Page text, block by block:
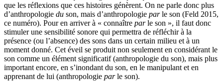
que les réflexions que ces histoires génèrent. On ne parle donc plus
d’anthropologie du son, mais d’anthropologie parle son (Feld 2015,
ce numéro). Pour en arriver à « connaître parle son », il faut donc
stimuler une sensibilité sonore qui permettra de réfléchir à la
présence (ou l’absence) des sons dans un certain milieu et à un
moment donné. Cet éveil se produit non seulement en considérant le
son comme un élément significatif (anthropologie du son), mais plus
important encore, en s’inondant du son, en le manipulant et en
apprenant de lui (anthropologie parle son).